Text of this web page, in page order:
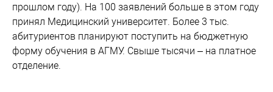
прошлом году). На 100 заявлений больше в этом году
принял Медицинский университет. Более 3 тыс.
абитуриентов планируют поступить на бюджетную
форму обучения в АГМУ. Свыше тысячи – на платное
отделение.